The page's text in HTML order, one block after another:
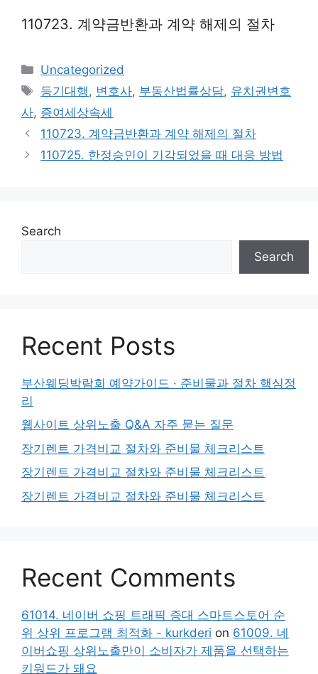
110723. 계약금반환과 계약 해제의 절차
Categories
Uncategorized
Tags
등기대행 , 변호사, 부동산법률상담, 유치권변호
사, 증여세상속세
110723. 계약금반환과 계약 해제의 절차
110725. 한정승인이 기각되었을 때 대응 방법
Search
Search
Recent Posts
부산웨딩박람회 예약가이드 · 준비물과 절차 핵심정
리
웹사이트 상위노출 Q&A 자주 묻는 질문
장기렌트 가격비교 절차와 준비물 체크리스트
장기렌트 가격비교 절차와 준비물 체크리스트
장기렌트 가격비교 절차와 준비물 체크리스트
Recent Comments
61014. 네이버 쇼핑 트래픽 증대 스마트스토어 순
위 상위 프로그램 최적화 - kurkderi on 61009. 네
이버쇼핑 상위노출만이 소비자가 제품을 선택하는
키워드가 돼요